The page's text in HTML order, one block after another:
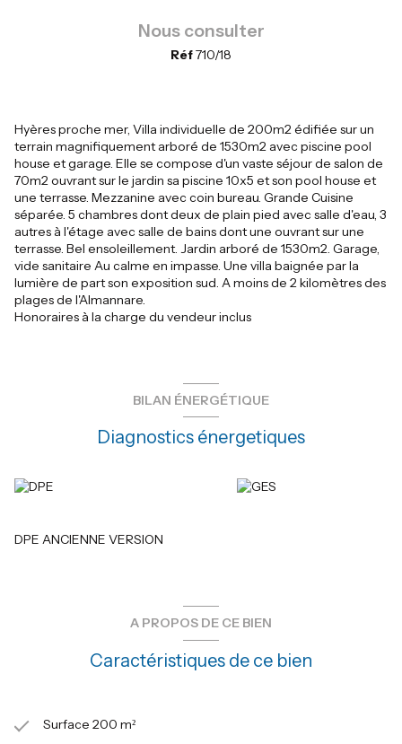
Nous consulter
Réf710/18
Hyères proche mer, Villa individuelle de 200m2 édifiée sur un
terrain magnifiquement arboré de 1530m2 avec piscine pool
house et garage. Elle se compose d'un vaste séjour de salon de
70m2 ouvrant sur le jardin sa piscine 10x5 et son pool house et
une terrasse. Mezzanine avec coin bureau. Grande Cuisine
séparée. 5 chambres dont deux de plain pied avec salle d'eau, 3
autres à l'étage avec salle de bains dont une ouvrant sur une
terrasse. Bel ensoleillement. Jardin arboré de 1530m2. Garage,
vide sanitaire Au calme en impasse. Une villa baignée par la
lumière de part son exposition sud. A moins de 2 kilomètres des
plages de l'Almannare.
Honoraires à la charge du vendeur inclus
BILAN ÉNERGÉTIQUE
Diagnostics énergetiques
DPE ANCIENNE VERSION
A PROPOS DE CE BIEN
Caractéristiques de ce bien
Surface 200 m²